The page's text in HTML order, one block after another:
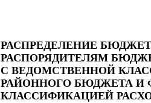
РАСПРЕДЕЛЕНИЕ
РАСПОРЯДИТЕЛЯМ
С ВЕДОМСТВЕННОЙ
РАЙОННОГО БЮДЖЕТА И
КЛАССИФИКАЦИЕЙ